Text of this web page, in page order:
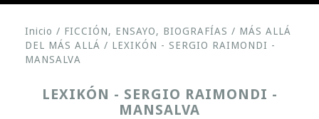
Inicio / FICCIÓN, ENSAYO, BIOGRAFÍAS / MÁS ALLÁ
DEL MÁS ALLÁ / LEXIKÓN - SERGIO RAIMONDI -
MANSALVA
LEXIKÓN - SERGIO RAIMONDI -
MANSALVA